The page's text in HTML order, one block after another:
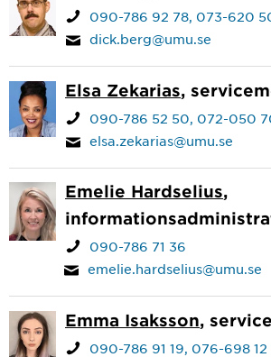
090-786 92 78 073-620
dick.berg@umu.se
Elsa Zekarias,
090-786 52 50 072-050
elsa.zekarias@umu.se
Emelie Hardselius,
090-786 71 36
emelie.hardselius@umu.se
Emma Isaksson,
090-786 91 19 076-698 12